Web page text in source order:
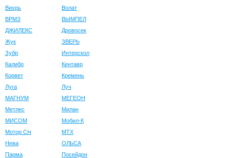
Вихрь
Волат
ВРМЗ
ВЫМПЕЛ
ДЖИЛЕКС
Дровосек
Жук
ЗВЕРЬ
Зубр
Интерскол
Калибр
Кентавр
Корвет
Кремень
Луга
Луч
МАГНУМ
МЕГЕОН
Метлес
Милан
МИСОМ
Мобил-К
Мотор Сiч
МТХ
Нева
ОЛЬСА
Парма
Посейдон